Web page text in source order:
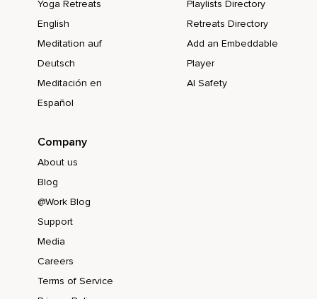
Yoga Retreats
English
Meditation auf
Deutsch
Meditación en
Español
Playlists Directory
Retreats Directory
Add an Embeddable
Player
AI Safety
Company
About us
Blog
@Work Blog
Support
Media
Careers
Terms of Service